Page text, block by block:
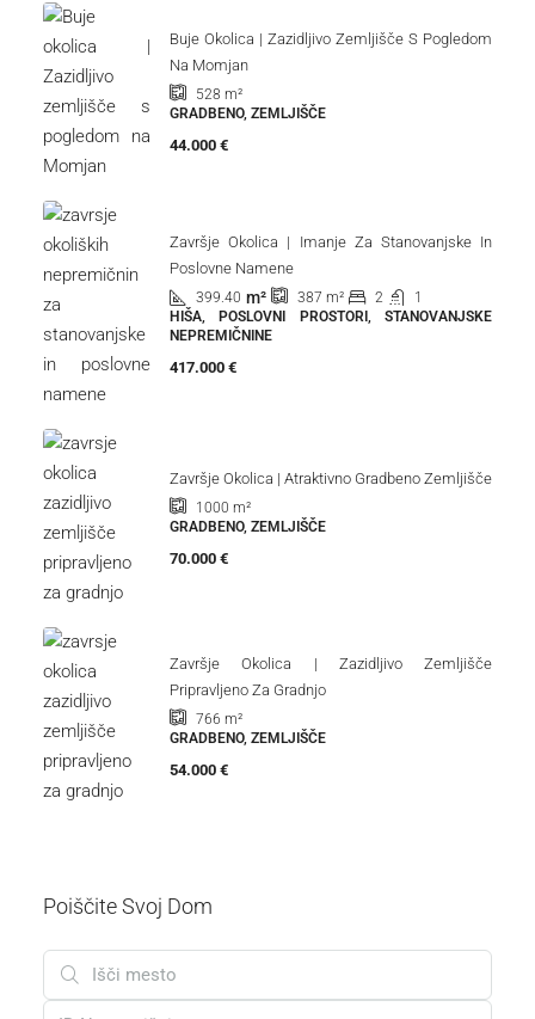
Buje Okolica | Zazidljivo Zemljišče S Pogledom
Na Momjan
528 m²
GRADBENO, ZEMLJIŠČE
44.000 €
Završje Okolica | Imanje Za Stanovanjske In
Poslovne Namene
399.40 m² 387 m² 2
1
HIŠA, POSLOVNI PROSTORI, STANOVANJSKE
NEPREMIČNINE
417.000 €
Završje Okolica | Atraktivno Gradbeno Zemljišče
1000 m²
GRADBENO, ZEMLJIŠČE
70.000 €
Završje Okolica | Zazidljivo Zemljišče
Pripravljeno Za Gradnjo
766 m²
GRADBENO, ZEMLJIŠČE
54.000 €
Poiščite Svoj Dom